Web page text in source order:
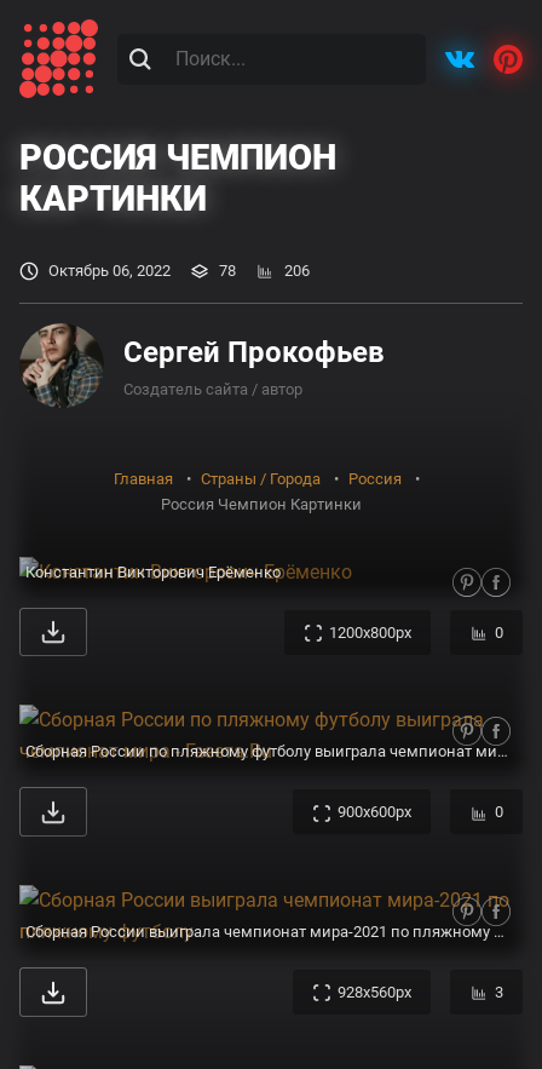
РОССИЯ ЧЕМПИОН
КАРТИНКИ
Октябрь 06, 2022 78 206
Сергей Прокофьев
Создатель сайта / автор
Главная Страны / Города
Россия
Россия Чемпион Картинки
Константин Викторович Ерёменко
1200x800px 0
Сборная России по пляжному футболу выиграла чемпионат мира - Газета.Ru
900x600px 0
Сборная России выиграла чемпионат мира-2021 по пляжному футболу
928x560px 3